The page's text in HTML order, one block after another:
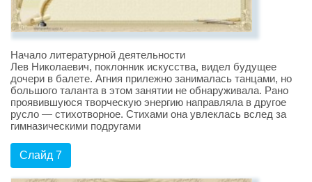
Начало литературной деятельности
Лев Николаевич, поклонник искусства, видел будущее
дочери в балете. Агния прилежно занималась танцами, но
большого таланта в этом занятии не обнаруживала. Рано
проявившуюся творческую энергию направляла в другое
русло — стихотворное. Стихами она увлеклась вслед за
гимназическими подругами
Слайд 7